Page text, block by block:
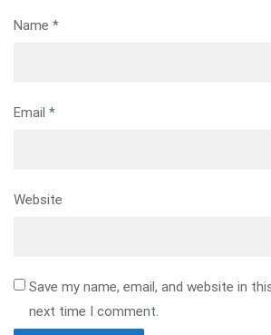
Name *
Email *
Website
Save my name, email, and website in
next time I comment.